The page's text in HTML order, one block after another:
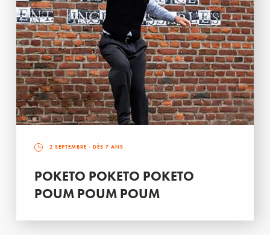
2 SEPTEMBRE - DÈS 7 ANS
POKETO POKETO POKETO
POUM POUM POUM